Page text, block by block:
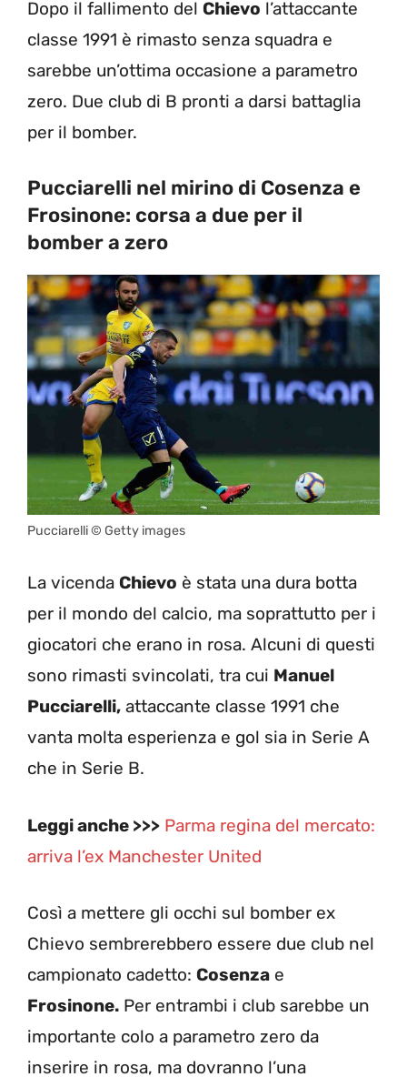
Dopo il fallimento del Chievo l’attaccante
classe 1991 è rimasto senza squadra e
sarebbe un’ottima occasione a parametro
zero. Due club di B pronti a darsi battaglia
per il bomber.
Pucciarelli nel mirino di Cosenza e
Frosinone: corsa a due per il
bomber a zero
Pucciarelli © Getty images
La vicenda Chievo è stata una dura botta
per il mondo del calcio, ma soprattutto per i
giocatori che erano in rosa. Alcuni di questi
sono rimasti svincolati, tra cui Manuel
Pucciarelli, attaccante classe 1991 che
vanta molta esperienza e gol sia in Serie A
che in Serie B.
Leggi anche >>> Parma regina del mercato:
arriva l’ex Manchester United
Così a mettere gli occhi sul bomber ex
Chievo sembrerebbero essere due club nel
campionato cadetto: Cosenza e
Frosinone. Per entrambi i club sarebbe un
importante colo a parametro zero da
inserire in rosa, ma dovranno l’una